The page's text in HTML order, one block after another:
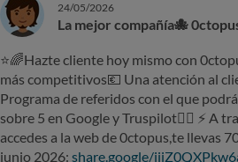
24/05/2026
La mejor compañía🐙
⭐🌈Hazte cliente hoy mismo con
más competitivos💶 Una atención al
Programa de referidos con el que
sobre 5 en Google y Truspilot👍🏻 ⚡ A
accedes a la web de 0ctopus,te llevas
junio 2026: share.google/